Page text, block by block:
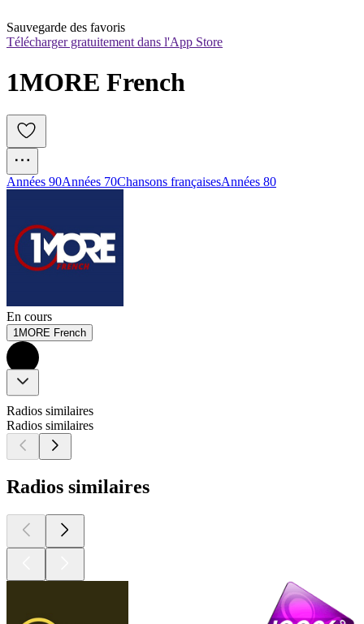
Sauvegarde des favoris
Télécharger gratuitement dans l'App Store
1MORE French
Années 90Années 70Chansons françaisesAnnées 80
En cours
1MORE French
Radios similaires
Radios similaires
Radios similaires